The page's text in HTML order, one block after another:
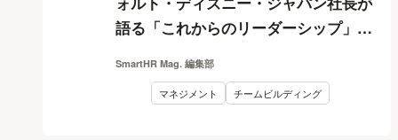
語る「これからのリーダーシップ」
SmartHR Mag. 編集部
マネジメント チームビルディング